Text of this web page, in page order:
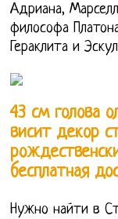
Адриана,
философа
Гераклита и
43 см голова
висит декор
бесплатная
Нужно найти в